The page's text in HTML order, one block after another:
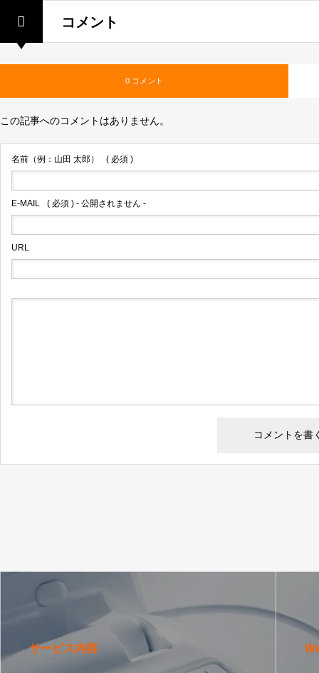
コメント
0 コメント
この記事へのコメントはありません。
名前（例：山田 太郎） ( 必須 )
E-MAIL ( 必須 ) - 公開されません -
URL
サービス内容